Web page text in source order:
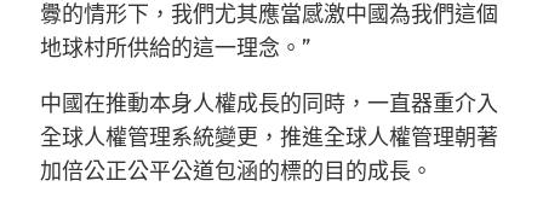
釁的情形下，我們尤其應當感激中國為我們這個
地球村所供給的這一理念。”
中國在推動本身人權成長的同時，一直器重介入
全球人權管理系統變更，推進全球人權管理朝著
加倍公正公平公道包涵的標的目的成長。